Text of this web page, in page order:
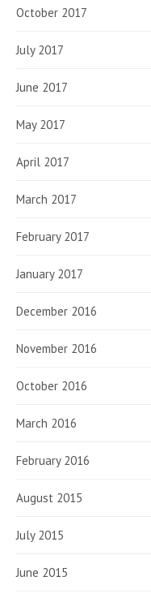
October 2017
July 2017
June 2017
May 2017
April 2017
March 2017
February 2017
January 2017
December 2016
November 2016
October 2016
March 2016
February 2016
August 2015
July 2015
June 2015